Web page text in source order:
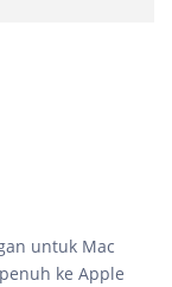
untuk Mac
ke Apple